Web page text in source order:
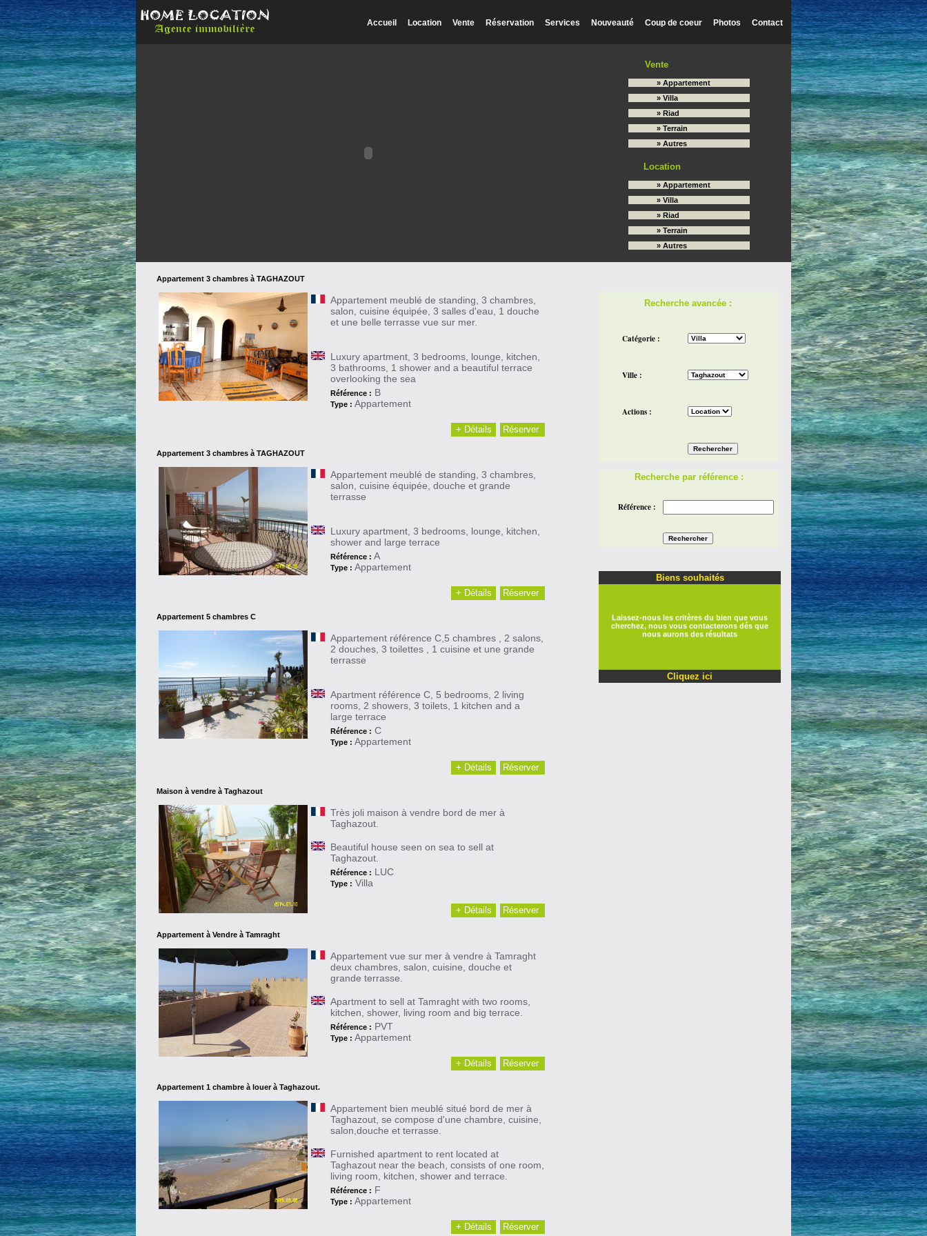
Accueil Location Vente Réservation Services Nouveauté Coup de coeur Photos Contact
Vente
» Appartement
» Villa
» Riad
» Terrain
» Autres
Location
» Appartement
» Villa
» Riad
» Terrain
» Autres
Appartement 3 chambres à TAGHAZOUT
Appartement meublé de standing, 3 chambres,
salon, cuisine équipée, 3 salles d'eau, 1 douche
et une belle terrasse vue sur mer.
Luxury apartment, 3 bedrooms, lounge, kitchen,
3 bathrooms, 1 shower and a beautiful terrace
overlooking the sea
Référence : B
Type : Appartement
+ Détails Réserver
Appartement 3 chambres à TAGHAZOUT
Appartement meublé de standing, 3 chambres,
salon, cuisine équipée, douche et grande
terrasse
Luxury apartment, 3 bedrooms, lounge, kitchen,
shower and large terrace
Référence : A
Type : Appartement
+ Détails Réserver
Appartement 5 chambres C
Appartement référence C,5 chambres , 2 salons,
2 douches, 3 toilettes , 1 cuisine et une grande
terrasse
Apartment référence C, 5 bedrooms, 2 living
rooms, 2 showers, 3 toilets, 1 kitchen and a
large terrace
Référence : C
Type : Appartement
+ Détails Réserver
Maison à vendre à Taghazout
Très joli maison à vendre bord de mer à
Taghazout.
Beautiful house seen on sea to sell at
Taghazout.
Référence : LUC
Type : Villa
+ Détails Réserver
Appartement à Vendre à Tamraght
Appartement vue sur mer à vendre à Tamraght
deux chambres, salon, cuisine, douche et
grande terrasse.
Apartment to sell at Tamraght with two rooms,
kitchen, shower, living room and big terrace.
Référence : PVT
Type : Appartement
+ Détails Réserver
Appartement 1 chambre à louer à Taghazout.
Appartement bien meublé situé bord de mer à
Taghazout, se compose d'une chambre, cuisine,
salon,douche et terrasse.
Furnished apartment to rent located at
Taghazout near the beach, consists of one room,
living room, kitchen, shower and terrace.
Référence : F
Type : Appartement
+ Détails Réserver
Recherche avancée :
Catégorie :
Ville :
Actions :
Recherche par référence :
Référence :
Biens souhaités
cherchez, nous vous contacterons dés que
nous aurons des résultats
Cliquez ici